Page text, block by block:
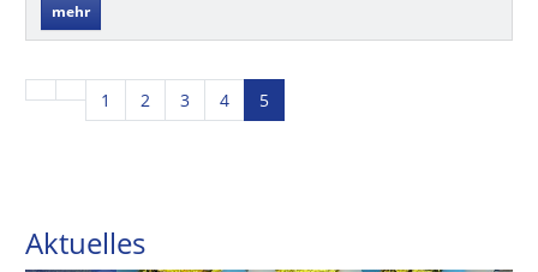
mehr
1 2 3 4 5
Aktuelles